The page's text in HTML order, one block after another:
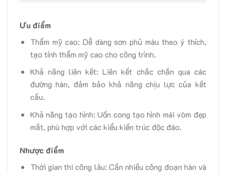
Ưu điểm
Thẩm mỹ cao: Dễ dàng sơn phủ màu theo ý thích,
tạo tính thẩm mỹ cao cho công trình.
Khả năng liên kết: Liên kết chắc chắn qua các
đường hàn, đảm bảo khả năng chịu lực của kết
cấu.
Khả năng tạo hình: Uốn cong tạo hình mái vòm đẹp
mắt, phù hợp với các kiểu kiến trúc độc đáo.
Nhược điểm
Thời gian thi công lâu: Cần nhiều công đoạn hàn và